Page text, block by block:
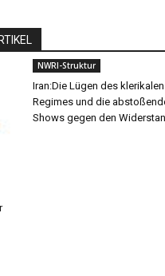
NWRI-Struktur
Iran:Die Lügen des klerikalen
Regimes und die
Shows gegen den